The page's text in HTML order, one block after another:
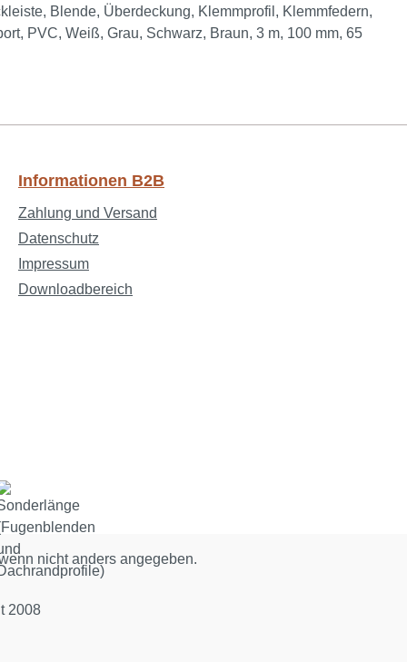
Blende, Überdeckung, Klemmprofil, Klemmfedern,
PVC, Weiß, Grau, Schwarz, Braun, 3 m, 100 mm, 65
Informationen B2B
Zahlung und Versand
Datenschutz
Impressum
Downloadbereich
nicht anders angegeben.
2008